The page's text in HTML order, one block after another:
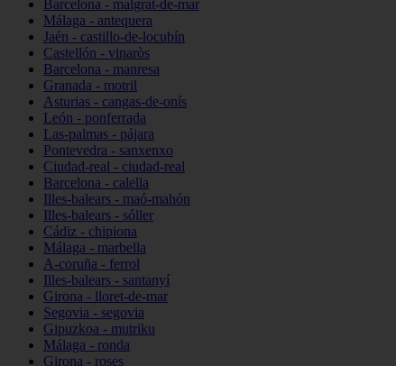
Barcelona - malgrat-de-mar
Málaga - antequera
Jaén - castillo-de-locubín
Castellón - vinaròs
Barcelona - manresa
Granada - motril
Asturias - cangas-de-onís
León - ponferrada
Las-palmas - pájara
Pontevedra - sanxenxo
Ciudad-real - ciudad-real
Barcelona - calella
Illes-balears - maó-mahón
Illes-balears - sóller
Cádiz - chipiona
Málaga - marbella
A-coruña - ferrol
Illes-balears - santanyí
Girona - lloret-de-mar
Segovia - segovia
Gipuzkoa - mutriku
Málaga - ronda
Girona - roses